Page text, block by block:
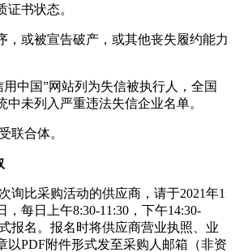
证书状态。
，或被宣告破产，或其他丧失履约能力
用中国”网站列为失信被执行人，全国
中未列入严重违法失信企业名单。
联合体。
询比采购活动的供应商，请于2021年1
，每日上午8:30-11:30，下午14:30-
报名。报名时将供应商营业执照、业
以PDF附件形式发至采购人邮箱（非资